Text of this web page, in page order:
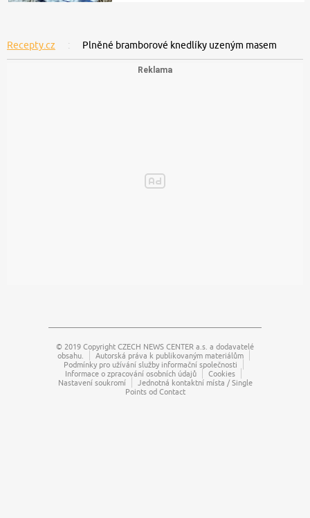
Recepty.cz Plněné bramborové knedlíky uzeným masem
© 2019 Copyright CZECH NEWS CENTER a.s. a dodavatelé
obsahu.
Autorská práva k publikovaným materiálům
Podmínky pro užívání služby informační společnosti
Informace o zpracování osobních údajů
Cookies
Nastavení soukromí
Jednotná kontaktní místa / Single
Points od Contact